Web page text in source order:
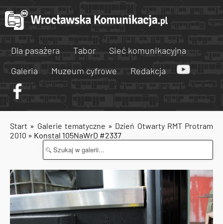
Dla pasażera Tabor
Sieć komunikacyjna
Galeria
Muzeum cyfrowe Redakcja
Start » Galerie tematyczne » Dzień Otwarty RMT Protram
2010 » Konstal 105NaWrD #2337